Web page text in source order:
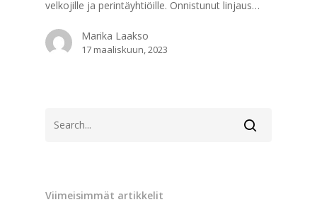
velkojille ja perintäyhtiöille. Onnistunut linjaus…
Marika Laakso
17 maaliskuun, 2023
Viimeisimmät artikkelit